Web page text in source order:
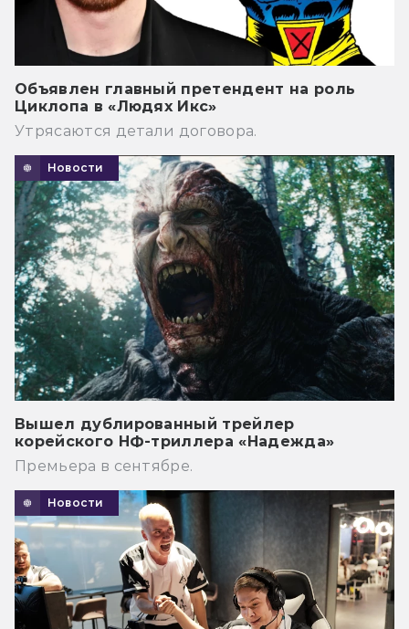
Объявлен главный претендент на роль
Циклопа в «Людях Икс»
Утрясаются детали договора.
Новости
Вышел дублированный трейлер
корейского НФ-триллера «Надежда»
Премьера в сентябре.
Новости